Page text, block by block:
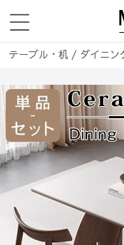
テーブル・机 / ダイニン
ダイニングテーブル
ダイニングテーブル/ 長
ダイニングテーブル/楕
テーブル・机/ダイニン